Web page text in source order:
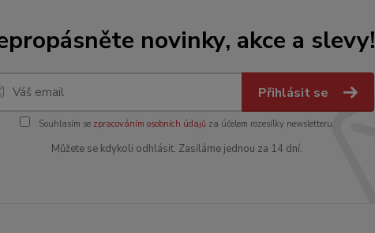
novinky, akce a slevy!
Přihlásit se
Souhlasím se zpracováním osobních údajůza účelem rozesílky newsletteru.
Můžete se kdykoli odhlásit. Zasíláme jednou za 14 dní.